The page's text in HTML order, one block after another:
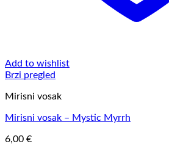
Add to wishlist
Brzi pregled
Mirisni vosak
Mirisni vosak – Mystic Myrrh
6,00 €